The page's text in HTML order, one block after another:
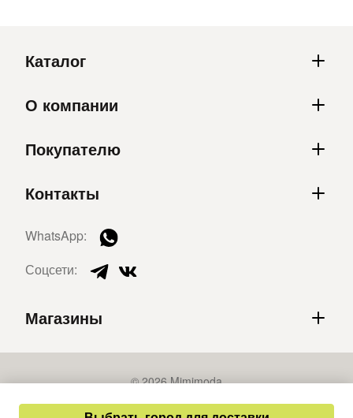
Каталог
О компании
Покупателю
Контакты
WhatsApp:
Соцсети:
Магазины
© 2026 Mimimoda
Политика конфиденциальности